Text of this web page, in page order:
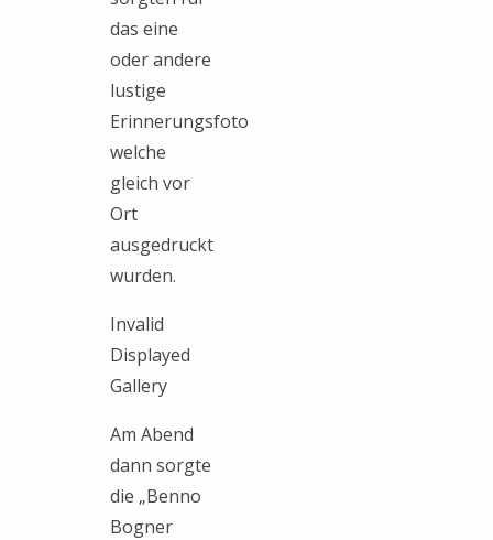
das eine
oder andere
lustige
Erinnerungsfoto
welche
gleich vor
Ort
ausgedruckt
wurden.
Invalid
Displayed
Gallery
Am Abend
dann sorgte
die „Benno
Bogner